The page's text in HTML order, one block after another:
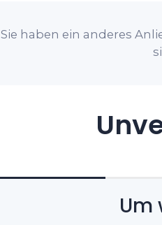
Sie haben ein anderes